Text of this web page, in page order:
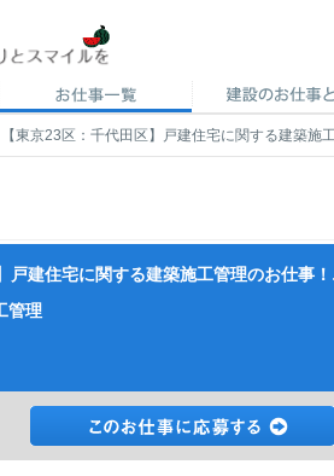
【東京23区：千代田区】戸建住宅に関する建築
戸建住宅に関する建築施工管理のお仕事
管理